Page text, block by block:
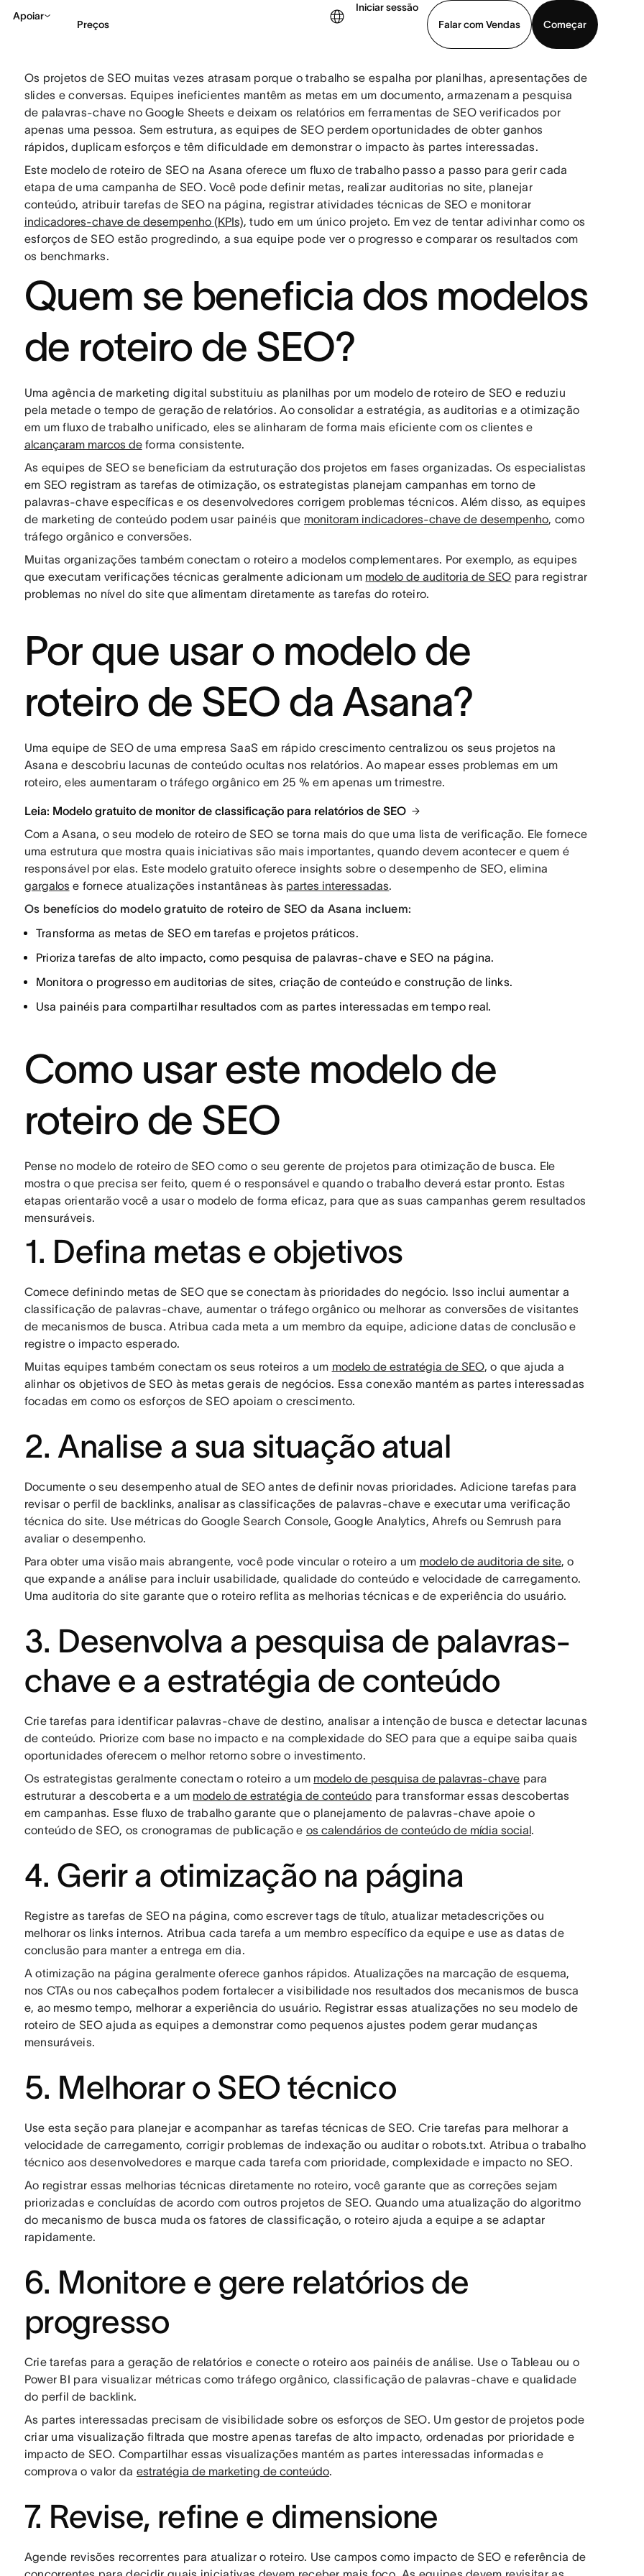
Apoiar
Preços
Iniciar sessão
Falar com Vendas
Começar
Falar com Vendas Veja uma demonstração Baixar o aplicativo
Os projetos de SEO muitas vezes atrasam porque o trabalho se espalha por planilhas, apresentações de
slides e conversas. Equipes ineficientes mantêm as metas em um documento, armazenam a pesquisa
de palavras-chave no Google Sheets e deixam os relatórios em ferramentas de SEO verificados por
apenas uma pessoa. Sem estrutura, as equipes de SEO perdem oportunidades de obter ganhos
rápidos, duplicam esforços e têm dificuldade em demonstrar o impacto às partes interessadas.
Este modelo de roteiro de SEO na Asana oferece um fluxo de trabalho passo a passo para gerir cada
etapa de uma campanha de SEO. Você pode definir metas, realizar auditorias no site, planejar
conteúdo, atribuir tarefas de SEO na página, registrar atividades técnicas de SEO e monitorar
indicadores-chave de desempenho (KPIs), tudo em um único projeto. Em vez de tentar adivinhar como os
esforços de SEO estão progredindo, a sua equipe pode ver o progresso e comparar os resultados com
os benchmarks.
Quem se beneficia dos modelos
de roteiro de SEO?
Uma agência de marketing digital substituiu as planilhas por um modelo de roteiro de SEO e reduziu
pela metade o tempo de geração de relatórios. Ao consolidar a estratégia, as auditorias e a otimização
em um fluxo de trabalho unificado, eles se alinharam de forma mais eficiente com os clientes e
alcançaram marcos deforma consistente.
As equipes de SEO se beneficiam da estruturação dos projetos em fases organizadas. Os especialistas
em SEO registram as tarefas de otimização, os estrategistas planejam campanhas em torno de
palavras-chave específicas e os desenvolvedores corrigem problemas técnicos. Além disso, as equipes
de marketing de conteúdo podem usar painéis que monitoram indicadores-chave de desempenho, como
tráfego orgânico e conversões.
Muitas organizações também conectam o roteiro a modelos complementares. Por exemplo, as equipes
que executam verificações técnicas geralmente adicionam um modelo de auditoria de SEO para registrar
problemas no nível do site que alimentam diretamente as tarefas do roteiro.
Por que usar o modelo de
roteiro de SEO da Asana?
Uma equipe de SEO de uma empresa SaaS em rápido crescimento centralizou os seus projetos na
Asana e descobriu lacunas de conteúdo ocultas nos relatórios. Ao mapear esses problemas em um
roteiro, eles aumentaram o tráfego orgânico em 25 % em apenas um trimestre.
Leia: Modelo gratuito de monitor de classificação para relatórios de SEO
Com a Asana, o seu modelo de roteiro de SEO se torna mais do que uma lista de verificação. Ele fornece
uma estrutura que mostra quais iniciativas são mais importantes, quando devem acontecer e quem é
responsável por elas. Este modelo gratuito oferece insights sobre o desempenho de SEO, elimina
gargalos e fornece atualizações instantâneas às partes interessadas.
Os benefícios do modelo gratuito de roteiro de SEO da Asana incluem:
Transforma as metas de SEO em tarefas e projetos práticos.
Prioriza tarefas de alto impacto, como pesquisa de palavras-chave e SEO na página.
Monitora o progresso em auditorias de sites, criação de conteúdo e construção de links.
Usa painéis para compartilhar resultados com as partes interessadas em tempo real.
Como usar este modelo de
roteiro de SEO
Pense no modelo de roteiro de SEO como o seu gerente de projetos para otimização de busca. Ele
mostra o que precisa ser feito, quem é o responsável e quando o trabalho deverá estar pronto. Estas
etapas orientarão você a usar o modelo de forma eficaz, para que as suas campanhas gerem resultados
mensuráveis.
1. Defina metas e objetivos
Comece definindo metas de SEO que se conectam às prioridades do negócio. Isso inclui aumentar a
classificação de palavras-chave, aumentar o tráfego orgânico ou melhorar as conversões de visitantes
de mecanismos de busca. Atribua cada meta a um membro da equipe, adicione datas de conclusão e
registre o impacto esperado.
Muitas equipes também conectam os seus roteiros a um modelo de estratégia de SEO, o que ajuda a
alinhar os objetivos de SEO às metas gerais de negócios. Essa conexão mantém as partes interessadas
focadas em como os esforços de SEO apoiam o crescimento.
2. Analise a sua situação atual
Documente o seu desempenho atual de SEO antes de definir novas prioridades. Adicione tarefas para
revisar o perfil de backlinks, analisar as classificações de palavras-chave e executar uma verificação
técnica do site. Use métricas do Google Search Console, Google Analytics, Ahrefs ou Semrush para
avaliar o desempenho.
Para obter uma visão mais abrangente, você pode vincular o roteiro a um modelo de auditoria de site, o
que expande a análise para incluir usabilidade, qualidade do conteúdo e velocidade de carregamento.
Uma auditoria do site garante que o roteiro reflita as melhorias técnicas e de experiência do usuário.
3. Desenvolva a pesquisa de palavras-
chave e a estratégia de conteúdo
Crie tarefas para identificar palavras-chave de destino, analisar a intenção de busca e detectar lacunas
de conteúdo. Priorize com base no impacto e na complexidade do SEO para que a equipe saiba quais
oportunidades oferecem o melhor retorno sobre o investimento.
Os estrategistas geralmente conectam o roteiro a um modelo de pesquisa de palavras-chave para
estruturar a descoberta e a um modelo de estratégia de conteúdo para transformar essas descobertas
em campanhas. Esse fluxo de trabalho garante que o planejamento de palavras-chave apoie o
conteúdo de SEO, os cronogramas de publicação e os calendários de conteúdo de mídia social.
4. Gerir a otimização na página
Registre as tarefas de SEO na página, como escrever tags de título, atualizar metadescrições ou
melhorar os links internos. Atribua cada tarefa a um membro específico da equipe e use as datas de
conclusão para manter a entrega em dia.
A otimização na página geralmente oferece ganhos rápidos. Atualizações na marcação de esquema,
nos CTAs ou nos cabeçalhos podem fortalecer a visibilidade nos resultados dos mecanismos de busca
e, ao mesmo tempo, melhorar a experiência do usuário. Registrar essas atualizações no seu modelo de
roteiro de SEO ajuda as equipes a demonstrar como pequenos ajustes podem gerar mudanças
mensuráveis.
5. Melhorar o SEO técnico
Use esta seção para planejar e acompanhar as tarefas técnicas de SEO. Crie tarefas para melhorar a
velocidade de carregamento, corrigir problemas de indexação ou auditar o robots.txt. Atribua o trabalho
técnico aos desenvolvedores e marque cada tarefa com prioridade, complexidade e impacto no SEO.
Ao registrar essas melhorias técnicas diretamente no roteiro, você garante que as correções sejam
priorizadas e concluídas de acordo com outros projetos de SEO. Quando uma atualização do algoritmo
do mecanismo de busca muda os fatores de classificação, o roteiro ajuda a equipe a se adaptar
rapidamente.
6. Monitore e gere relatórios de
progresso
Crie tarefas para a geração de relatórios e conecte o roteiro aos painéis de análise. Use o Tableau ou o
Power BI para visualizar métricas como tráfego orgânico, classificação de palavras-chave e qualidade
do perfil de backlink.
As partes interessadas precisam de visibilidade sobre os esforços de SEO. Um gestor de projetos pode
criar uma visualização filtrada que mostre apenas tarefas de alto impacto, ordenadas por prioridade e
impacto de SEO. Compartilhar essas visualizações mantém as partes interessadas informadas e
comprova o valor da estratégia de marketing de conteúdo.
7. Revise, refine e dimensione
Agende revisões recorrentes para atualizar o roteiro. Use campos como impacto de SEO e referência de